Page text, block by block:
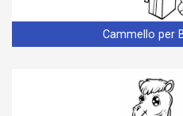
Cammello per